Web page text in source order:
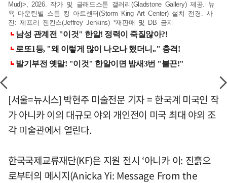
Mud)>, 2026. 작가 및 글래드스톤 갤러리(Gladstone Gallery) 제공. 뉴
욕 마운틴빌 스톰 킹 아트센터(Storm King Art Center) 설치 전경. 사
진: 제프리 젠킨스(Jeffrey Jenkins) *재판매 및 DB 금지
[서울=뉴시스] 박현주 미술전문 기자 = 한국계 미국인 작
가 아니카 이의 대규모 야외 개인전이 미국 최대 야외 조
각 미술관에서 열린다.
한국국제교류재단(KF)은 지원 전시 ‘아니카 이: 진흙으
로부터의 메시지(Anicka Yi: Message From the